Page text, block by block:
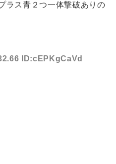
ラス青２つ一体撃破ありの
ID:cEPKgCaVd